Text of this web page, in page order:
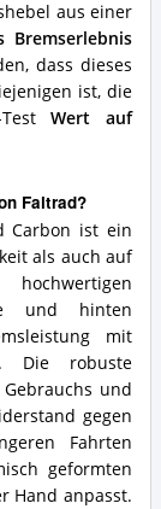
aus einer
Bremserlebnis
dass dieses
ist, die
TestWert auf
Faltrad?
Carbon ist ein
als auch auf
und hinten
mit
Die robuste
und
gegen
Fahrten
geformten
Hand anpasst.